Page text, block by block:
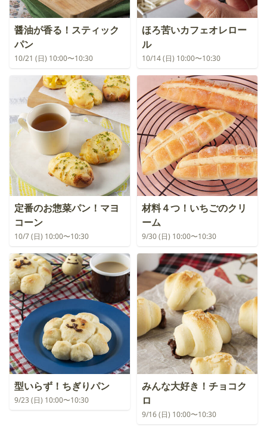
醤油が香る！スティック
パン
10/21 (日) 10:00〜10:30
ほろ苦いカフェオレロー
ル
10/14 (日) 10:00〜10:30
定番のお惣菜パン！マヨ
コーン
10/7 (日) 10:00〜10:30
材料４つ！いちごのクリ
ーム
9/30 (日) 10:00〜10:30
型いらず！ちぎりパン
9/23 (日) 10:00〜10:30
みんな大好き！チョコク
ロ
9/16 (日) 10:00〜10:30